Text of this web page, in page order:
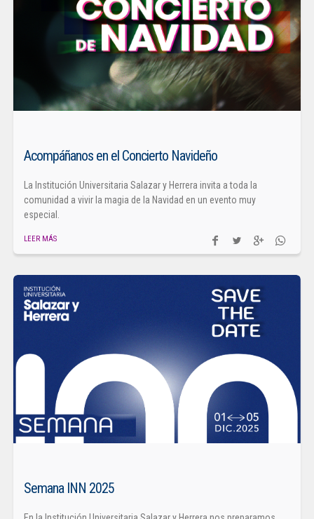
Acompáñanos en el Concierto Navideño
La Institución Universitaria Salazar y Herrera invita a toda la
comunidad a vivir la magia de la Navidad en un evento muy
especial.
LEER MÁS
Semana INN 2025